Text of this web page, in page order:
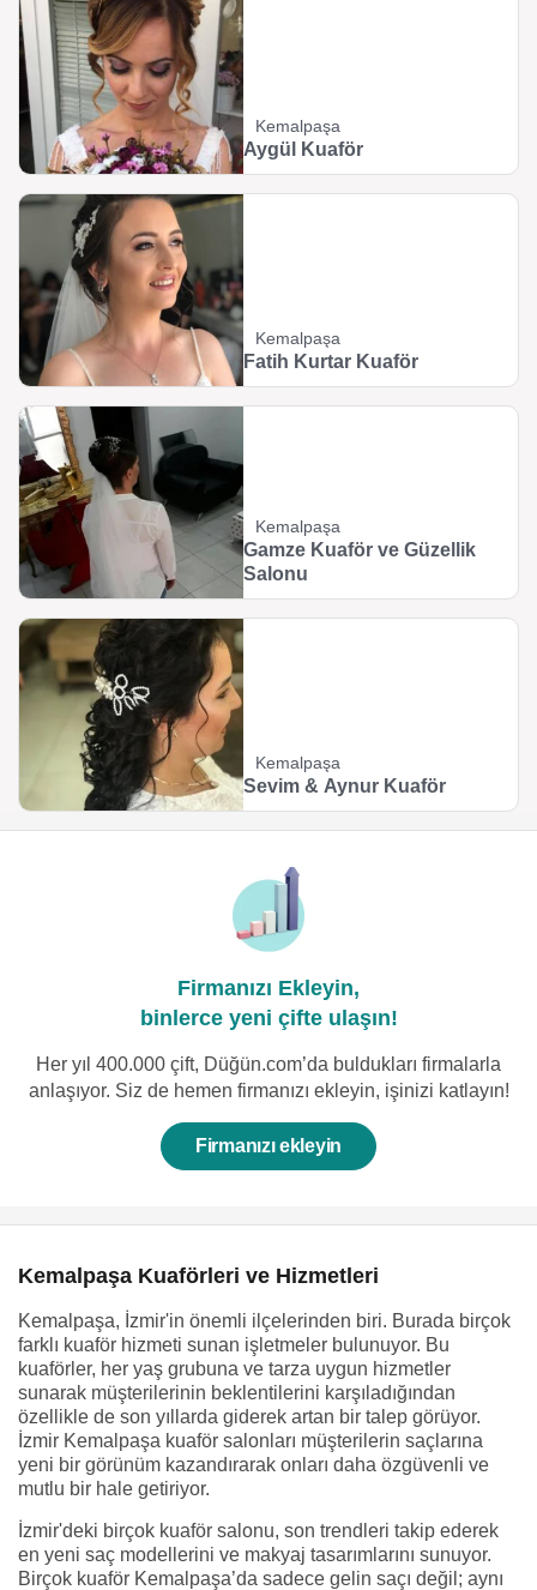
Kemalpaşa
Aygül Kuaför
Kemalpaşa
Fatih Kurtar Kuaför
Kemalpaşa
Gamze Kuaför ve Güzellik
Salonu
Kemalpaşa
Sevim & Aynur Kuaför
Firmanızı Ekleyin,
binlerce yeni çifte ulaşın!
Her yıl 400.000 çift, Düğün.com’da buldukları firmalarla
anlaşıyor. Siz de hemen firmanızı ekleyin, işinizi katlayın!
Firmanızı ekleyin
Kemalpaşa Kuaförleri ve Hizmetleri
Kemalpaşa, İzmir'in önemli ilçelerinden biri. Burada birçok
farklı kuaför hizmeti sunan işletmeler bulunuyor. Bu
kuaförler, her yaş grubuna ve tarza uygun hizmetler
sunarak müşterilerinin beklentilerini karşıladığından
özellikle de son yıllarda giderek artan bir talep görüyor.
İzmir Kemalpaşa kuaför salonları müşterilerin saçlarına
yeni bir görünüm kazandırarak onları daha özgüvenli ve
mutlu bir hale getiriyor.
İzmir'deki birçok kuaför salonu, son trendleri takip ederek
en yeni saç modellerini ve makyaj tasarımlarını sunuyor.
Birçok kuaför Kemalpaşa’da sadece gelin saçı değil; aynı